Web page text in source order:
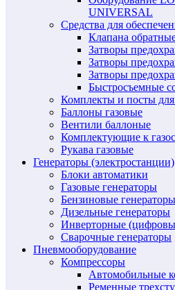
UNIVERSAL
Средства для
Клапана
Затворы
Затворы
Затворы
Быстросъемные
Комплекты и посты для
Баллоны газовые
Вентили баллоные
Комплектующие к
Рукава газовые
Генераторы (электростанции)
Блоки автоматики
Газовые генераторы
Бензиновые генераторы
Дизельные генераторы
Инверторные
Сварочные генераторы
Пневмооборудование
Компрессоры
Автомобильные
Ременные